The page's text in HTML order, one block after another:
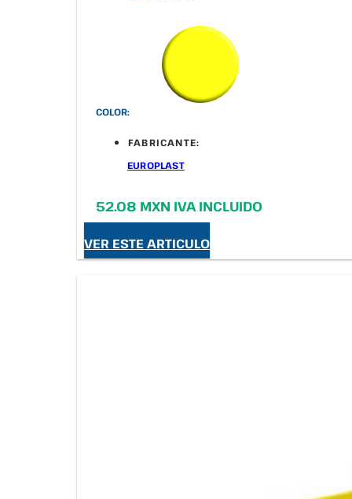
COLOR:
FABRICANTE:
EUROPLAST
52.08 MXN IVA INCLUIDO
VER ESTE ARTICULO